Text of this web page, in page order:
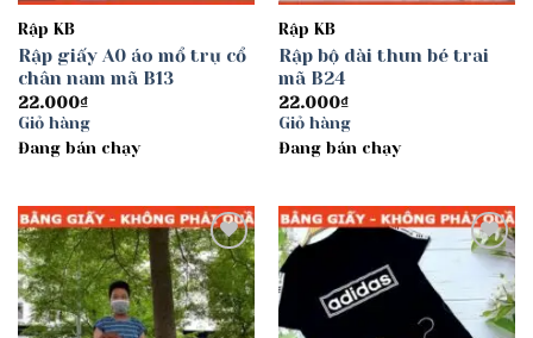
Rập KB
Rập giấy A0 áo mổ trụ cổ
chân nam mã B13
22.000₫
Giỏ hàng
Đang bán chạy
Rập KB
Rập bộ dài thun bé trai
mã B24
22.000₫
Giỏ hàng
Đang bán chạy
Add to
wishlist
Add to
wishlist